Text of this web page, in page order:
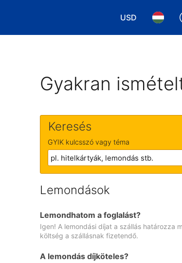
USD
Válasszon
Gyakran
Keresés
GYIK kulcsszó vagy téma
Lemondások
Lemondhatom a foglalást?
Igen! A lemondási díjat a szállás határozza
költség a szállásnak fizetendő.
A lemondás díjköteles?